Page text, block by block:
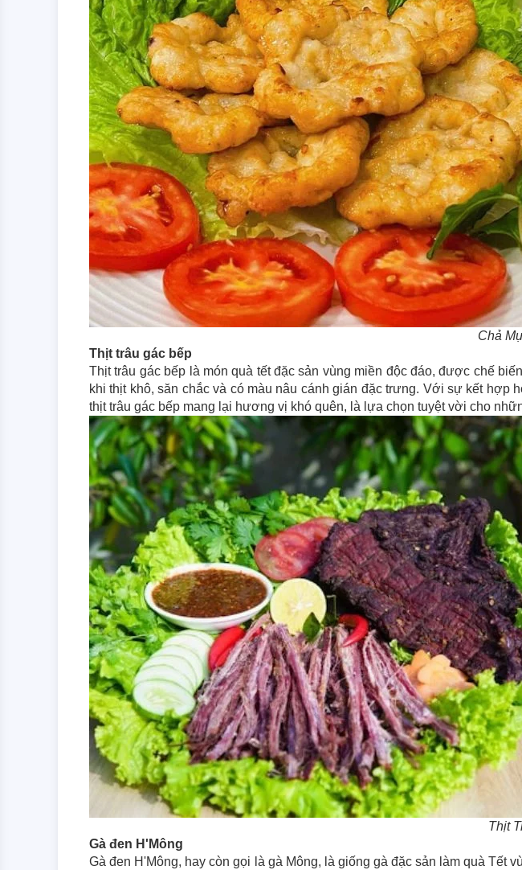
Chả
Thịt trâu gác bếp
Thịt trâu gác bếp là món quà tết đặc sản vùng miền độc đáo, được chế
khi thịt khô, săn chắc và có màu nâu cánh gián đặc trưng. Với sự kết
thịt trâu gác bếp mang lại hương vị khó quên, là lựa chọn tuyệt vời cho
Thịt
Gà đen H'Mông
Gà đen H'Mông, hay còn gọi là gà Mông, là giống gà đặc sản làm quà